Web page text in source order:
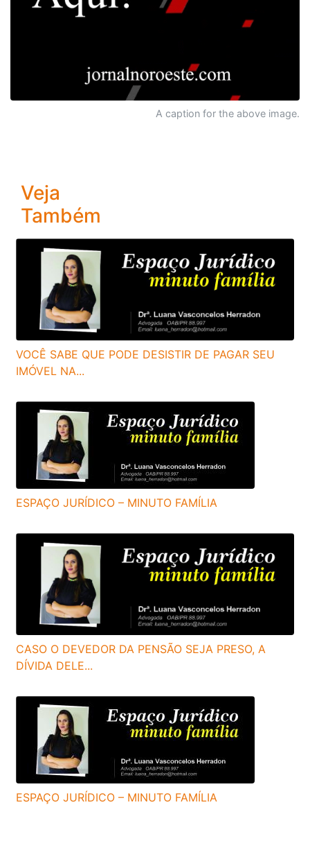
A caption for the above image.
Veja
Também
VOCÊ SABE QUE PODE DESISTIR DE PAGAR SEU
IMÓVEL NA...
ESPAÇO JURÍDICO – MINUTO FAMÍLIA
CASO O DEVEDOR DA PENSÃO SEJA PRESO, A
DÍVIDA DELE...
ESPAÇO JURÍDICO – MINUTO FAMÍLIA